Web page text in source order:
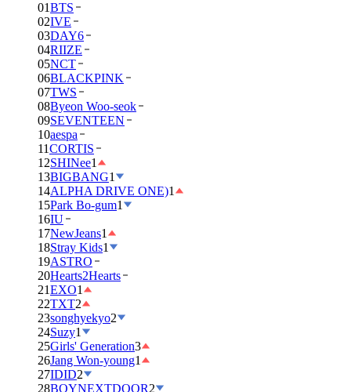
01BTS
02IVE
03DAY6
04RIIZE
05NCT
06BLACKPINK
07TWS
08Byeon Woo-seok
09SEVENTEEN
10aespa
11CORTIS
12SHINee1
13BIGBANG1
14ALPHA DRIVE ONE)1
15Park Bo-gum1
16IU
17NewJeans1
18Stray Kids1
19ASTRO
20Hearts2Hearts
21EXO1
22TXT2
23songhyekyo2
24Suzy1
25Girls' Generation3
26Jang Won-young1
27IDID2
28BOYNEXTDOOR2